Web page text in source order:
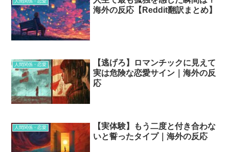
海外の反応【Reddit翻訳まとめ】
人間関係・恋愛
【逃げろ】ロマンチックに見えて
実は危険な恋愛サイン｜海外の反
応
人間関係・恋愛
【実体験】もう二度と付き合わな
いと誓ったタイプ｜海外の反応